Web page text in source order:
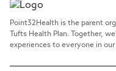
Point32Health is the parent
Tufts Health Plan. Together,
experiences to everyone in